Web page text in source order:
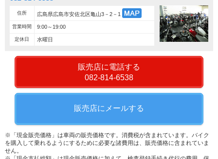
住所 広島県広島市安佐北区亀山3－2－1
営業時間 9:00～19:00
定休日 水曜日
販売店に電話する
082-814-6538
販売店にメールする
※「現金販売価格」は車両の販売価格です。消費税が含まれています。バイク
を購入して乗れるようにするために必要な諸費用は、販売価格に含まれていま
せん。